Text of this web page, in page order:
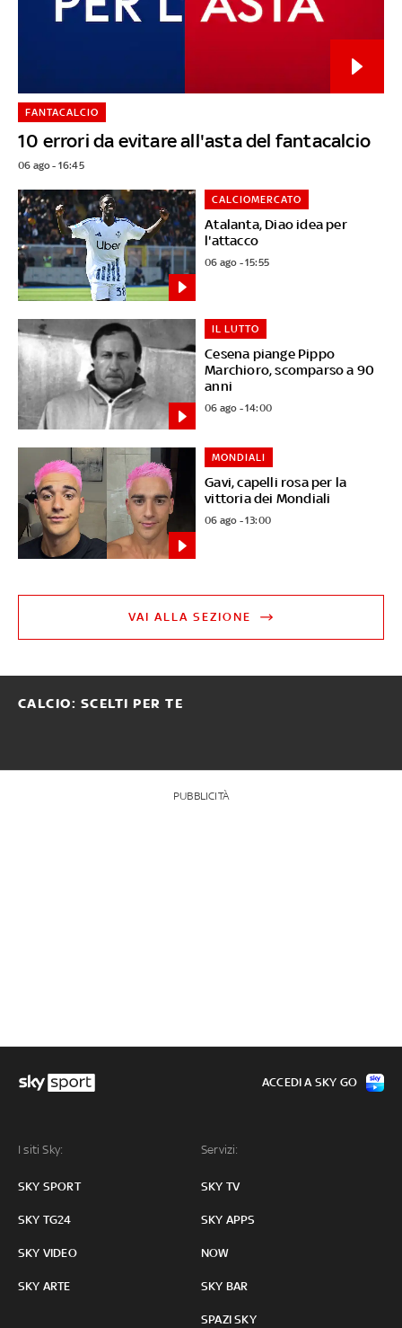
10 errori da evitare all'asta del fantacalcio
FANTACALCIO
06 ago - 16:45
Atalanta, Diao idea per
l'attacco
CALCIOMERCATO
06 ago - 15:55
Cesena piange Pippo
Marchioro, scomparso a 90
anni
IL LUTTO
06 ago - 14:00
Gavi, capelli rosa per la
vittoria dei Mondiali
MONDIALI
06 ago - 13:00
VAI ALLA SEZIONE
CALCIO: SCELTI PER TE
PUBBLICITÀ
I siti Sky:
SKY SPORT
SKY TG24
SKY VIDEO
SKY ARTE
Servizi:
SKY TV
SKY APPS
NOW
SKY BAR
SPAZI SKY
ACCEDI A SKY GO